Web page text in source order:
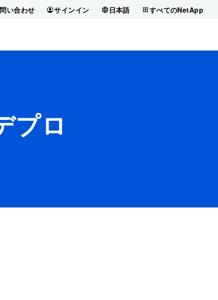
い合わせ サインイン 日本語 すべてのNetApp
プロ